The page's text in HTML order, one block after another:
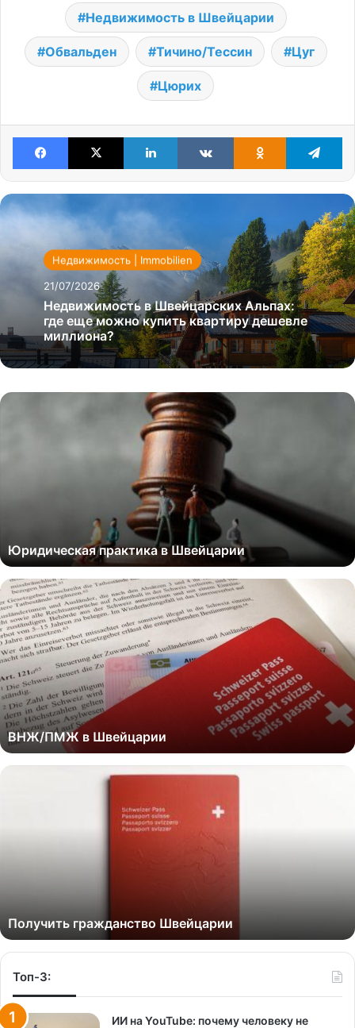
Недвижимость в Швейцарии
Обвальден Тичино/Тессин Цуг
Цюрих
Facebook X LinkedIn VKontakteOdnoklassniki
Недвижимость | Immobilien
21/07/2026
Недвижимость в Швейцарских Альпах:
где еще можно купить квартиру дешевле
миллиона?
Юридическая практика в Швейцарии
ВНЖ/ПМЖ в Швейцарии
Получить гражданство Швейцарии
Топ-3:
ИИ на YouTube: почему человеку не